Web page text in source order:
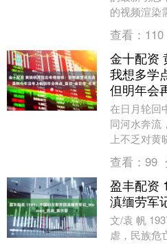
的视频渲染
到30秒，现
查看： 110
金十配资
我想多学
但明年会
在日月轮回
同河水奔流
上不乏对
如潮，千帆
演，吸引着
查看： 99
盈丰配资
滇缅劳军
文/袁 帆
虐，民族危